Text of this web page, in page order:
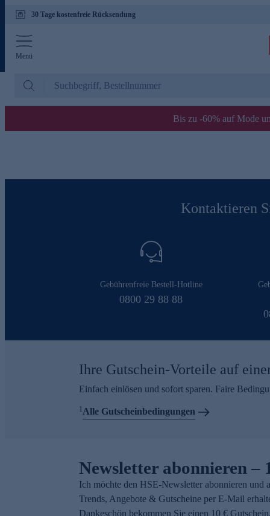
30 Tage kostenfreie Rücksendung
Menü
Bis zu -60% auf Mode
Kontaktieren
Gebührenfreie Bestell-Hotline
0800 29 88 88
Ihre Gutschein-Vorteile auf
Einfach einlösen und sofort sparen. Faire
1Alle Gutscheinbedingungen
Newsletter abonnieren –
Ich möchte den HSE-Newsletter abonnieren und
Trends, Angebote & Gutscheine per E-Mail
Dankeschön bekommen Sie einen 10 €